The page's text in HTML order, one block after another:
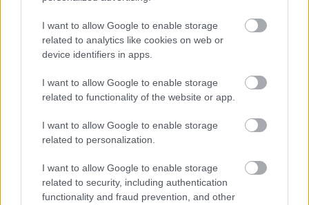
I want to allow Google to enable storage
related to analytics like cookies on web or
device identifiers in apps.
I want to allow Google to enable storage
related to functionality of the website or app.
I want to allow Google to enable storage
related to personalization.
I want to allow Google to enable storage
related to security, including authentication
functionality and fraud prevention, and other
Ο Αθηνόδωρος ο Αιγιεύς στους Διεθνείς Παιδικούς